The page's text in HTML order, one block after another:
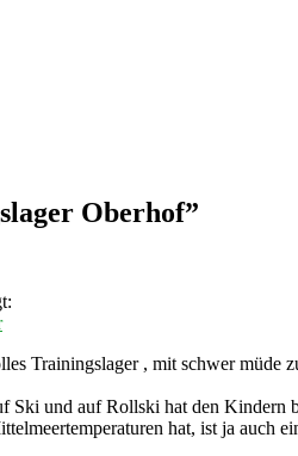
Oberhof”
Trainingslager , mit schwer müde
Ski und auf Rollski hat den Kindern
hat, ist ja auch